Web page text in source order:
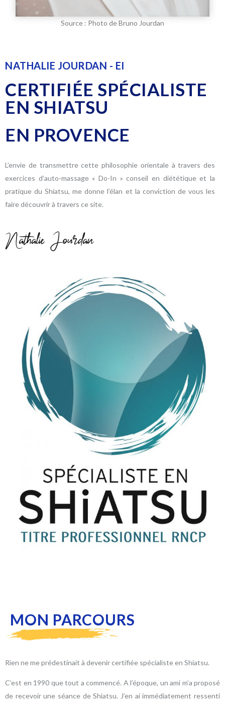
Source : Photo de Bruno Jourdan
NATHALIE JOURDAN - EI
CERTIFIÉE SPÉCIALISTE
EN SHIATSU
EN PROVENCE
L’envie de transmettre cette philosophie orientale à travers des
exercices d’auto-massage « Do-In » conseil en diététique et la
pratique du Shiatsu, me donne l’élan et la conviction de vous les
faire découvrir à travers ce site.
MON PARCOURS
Rien ne me prédestinait à devenir certifiée spécialiste en Shiatsu.
C’est en 1990 que tout a commencé. A l’époque, un ami m’a proposé
de recevoir une séance de Shiatsu. J’en ai immédiatement ressenti